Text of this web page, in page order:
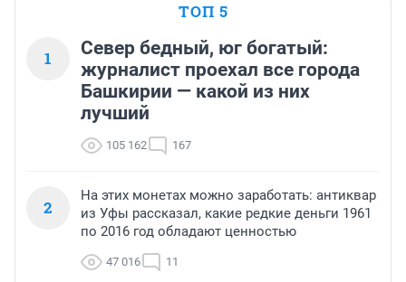
ТОП 5
1
Север бедный, юг богатый:
журналист проехал все города
Башкирии — какой из них
лучший
105 162 167
2
На этих монетах можно заработать: антиквар
из Уфы рассказал, какие редкие деньги 1961
по 2016 год обладают ценностью
47 016 11